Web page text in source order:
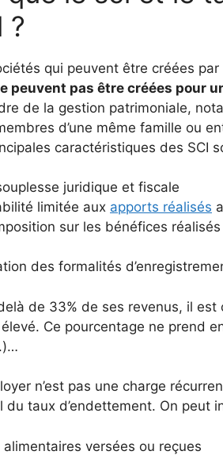
?
qui peuvent être créées
peuvent pas être créées pour
de la gestion patrimoniale,
d’une même famille ou
caractéristiques des SCI
juridique et fiscale
limitée aux apports réalisés
sur les bénéfices
des formalités
de 33% de ses revenus, il
Ce pourcentage ne prend
n’est pas une charge
du taux d’endettement. On peut
versées ou reçues